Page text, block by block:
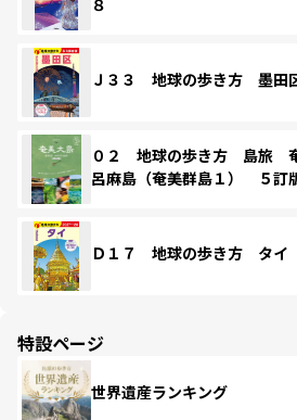
Ｊ３３ 地球の歩き方 墨田
０２ 地球の歩き方 島旅
呂麻島（奄美群島１） ５訂
Ｄ１７ 地球の歩き方 タイ
特設ページ
世界遺産ランキング